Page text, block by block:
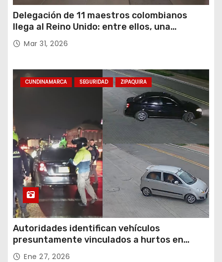
Delegación de 11 maestros colombianos
llega al Reino Unido: entre ellos, una
destacada profesora de Ubaté
Mar 31, 2026
CUNDINAMARCA SEGURIDAD ZIPAQUIRA
Autoridades identifican vehículos
presuntamente vinculados a hurtos en
conjuntos residenciales de Zipaquirá
Ene 27, 2026